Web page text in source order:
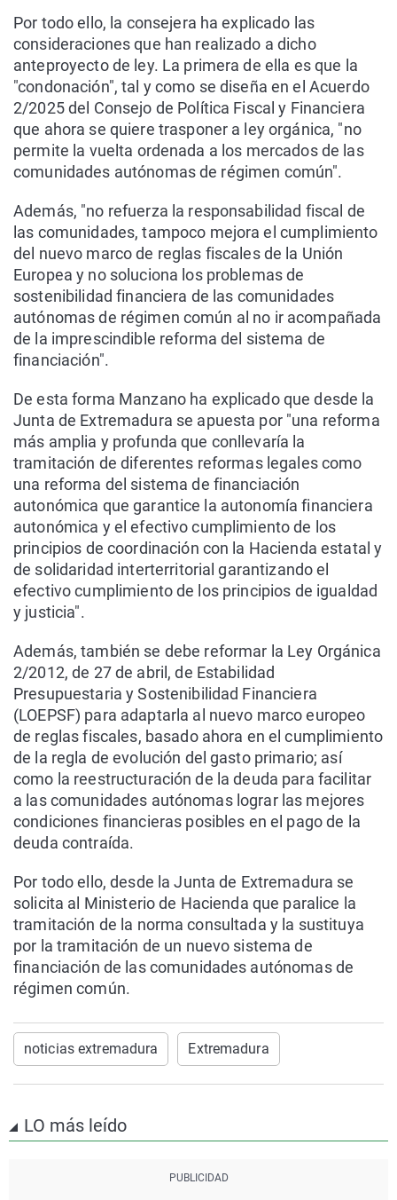
Por todo ello, la consejera ha explicado las
consideraciones que han realizado a dicho
anteproyecto de ley. La primera de ella es que la
"condonación", tal y como se diseña en el Acuerdo
2/2025 del Consejo de Política Fiscal y Financiera
que ahora se quiere trasponer a ley orgánica, "no
permite la vuelta ordenada a los mercados de las
comunidades autónomas de régimen común".
Además, "no refuerza la responsabilidad fiscal de
las comunidades, tampoco mejora el cumplimiento
del nuevo marco de reglas fiscales de la Unión
Europea y no soluciona los problemas de
sostenibilidad financiera de las comunidades
autónomas de régimen común al no ir acompañada
de la imprescindible reforma del sistema de
financiación".
De esta forma Manzano ha explicado que desde la
Junta de Extremadura se apuesta por "una reforma
más amplia y profunda que conllevaría la
tramitación de diferentes reformas legales como
una reforma del sistema de financiación
autonómica que garantice la autonomía financiera
autonómica y el efectivo cumplimiento de los
principios de coordinación con la Hacienda estatal y
de solidaridad interterritorial garantizando el
efectivo cumplimiento de los principios de igualdad
y justicia".
Además, también se debe reformar la Ley Orgánica
2/2012, de 27 de abril, de Estabilidad
Presupuestaria y Sostenibilidad Financiera
(LOEPSF) para adaptarla al nuevo marco europeo
de reglas fiscales, basado ahora en el cumplimiento
de la regla de evolución del gasto primario; así
como la reestructuración de la deuda para facilitar
a las comunidades autónomas lograr las mejores
condiciones financieras posibles en el pago de la
deuda contraída.
Por todo ello, desde la Junta de Extremadura se
solicita al Ministerio de Hacienda que paralice la
tramitación de la norma consultada y la sustituya
por la tramitación de un nuevo sistema de
financiación de las comunidades autónomas de
régimen común.
noticias extremadura Extremadura
LO más leído